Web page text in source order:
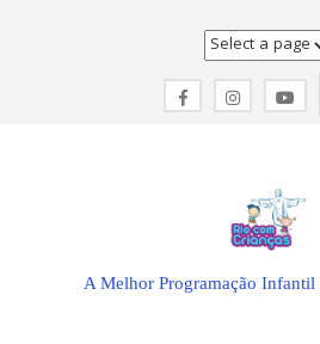
A Melhor Programação Infantil